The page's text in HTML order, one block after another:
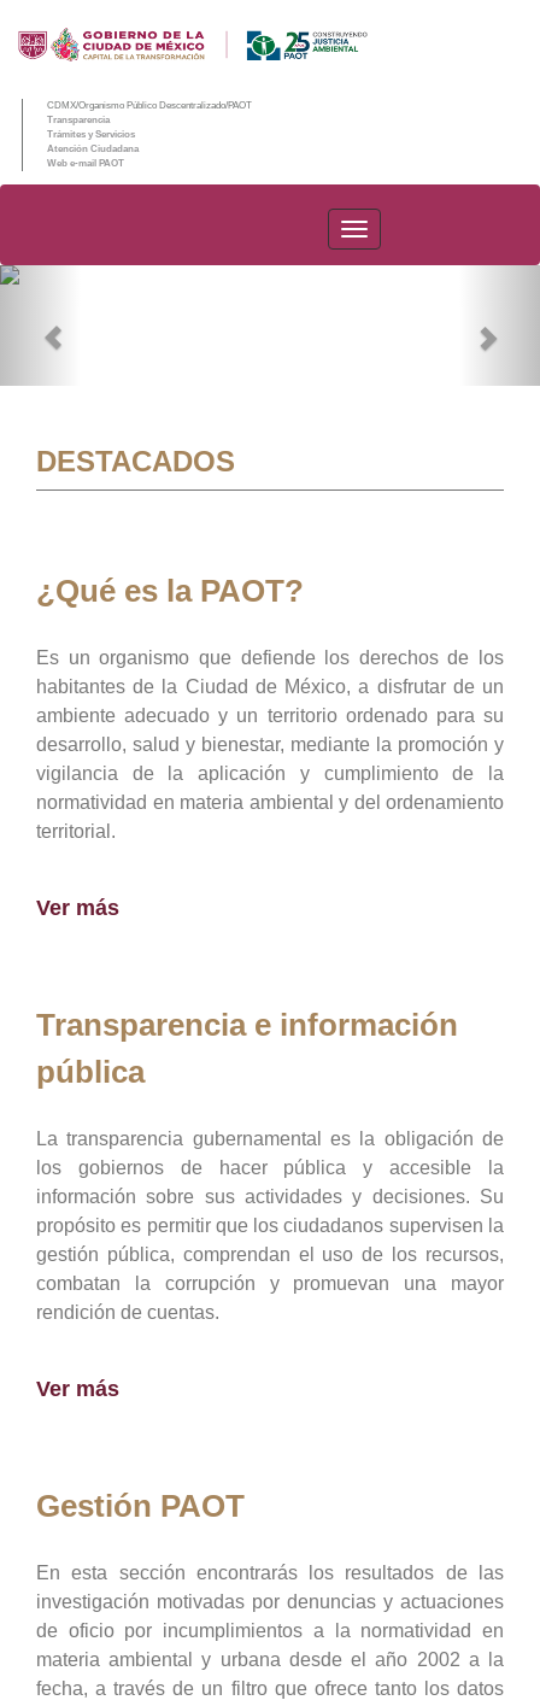
CDMX/Organismo Público Descentralizado/PAOT
Transparencia
Trámites y Servicios
Atención Ciudadana
Web e-mail PAOT
PAOT
DESTACADOS
¿Qué es la PAOT?
Es un organismo que defiende los derechos de los
habitantes de la Ciudad de México, a disfrutar de un
ambiente adecuado y un territorio ordenado para su
desarrollo, salud y bienestar, mediante la promoción y
vigilancia de la aplicación y cumplimiento de la
normatividad en materia ambiental y del ordenamiento
territorial.
Ver más
Transparencia e información
pública
La transparencia gubernamental es la obligación de
los gobiernos de hacer pública y accesible la
información sobre sus actividades y decisiones. Su
propósito es permitir que los ciudadanos supervisen la
gestión pública, comprendan el uso de los recursos,
combatan la corrupción y promuevan una mayor
rendición de cuentas.
Ver más
Gestión PAOT
En esta sección encontrarás los resultados de las
investigación motivadas por denuncias y actuaciones
de oficio por incumplimientos a la normatividad en
materia ambiental y urbana desde el año 2002 a la
fecha, a través de un filtro que ofrece tanto los datos